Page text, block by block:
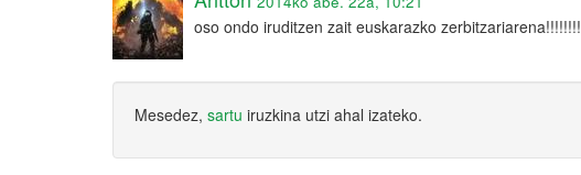
oso ondo iruditzen zait euskarazko zerbitzariarena!!!!!!!!
Mesedez, sartu iruzkina utzi ahal izateko.